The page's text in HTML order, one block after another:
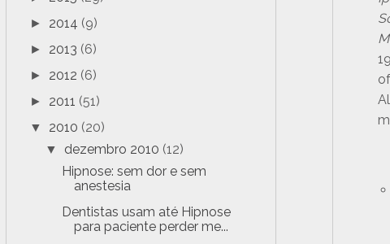
► 2014 (9)
► 2013 (6)
► 2012 (6)
► 2011 (51)
▼ 2010 (20)
▼ dezembro 2010 (12)
Hipnose: sem dor e sem
anestesia
Dentistas usam até Hipnose
para paciente perder me...